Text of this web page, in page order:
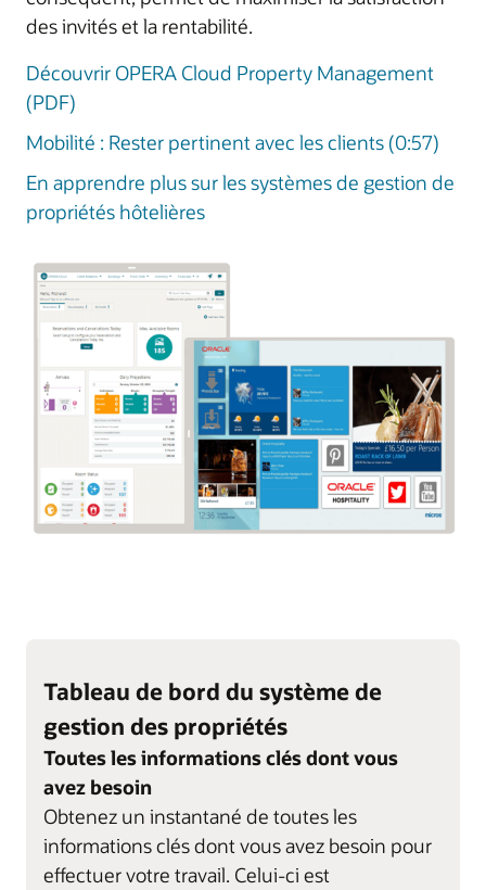
des invités et la rentabilité.
Découvrir OPERA Cloud Property Management
(PDF)
Mobilité : Rester pertinent avec les clients (0:57)
En apprendre plus sur les systèmes de gestion de
propriétés hôtelières
Tableau de bord du système de
gestion des propriétés
Toutes les informations clés dont vous
avez besoin
Obtenez un instantané de toutes les
informations clés dont vous avez besoin pour
effectuer votre travail. Celui-ci est